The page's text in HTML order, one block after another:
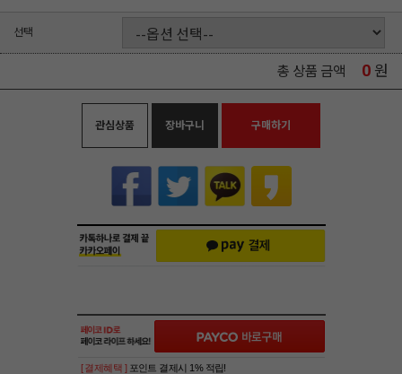
선택
총 상품 금액 0 원
관심상품 장바구니 구매하기
[ 결제혜택 ] 포인트 결제시 1% 적립!